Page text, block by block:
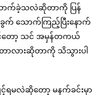
ာက်ခဲ့သလဲဆိုတာကို ပြန်
ခွက် သောက်ကြည့်ပြီးနောက်
င်တော့ သင် အမှန်တကယ်
လားဆိုတာကို သိသွားပါ
ရမလဲဆိုတော့ မနက်ခင်းမှာ